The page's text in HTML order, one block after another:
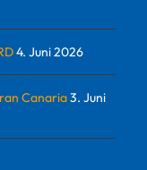
4. Juni 2026
Canaria3. Juni